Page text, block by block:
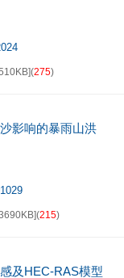
](275)
影响的暴雨山洪
](215)
及HEC-RAS模型